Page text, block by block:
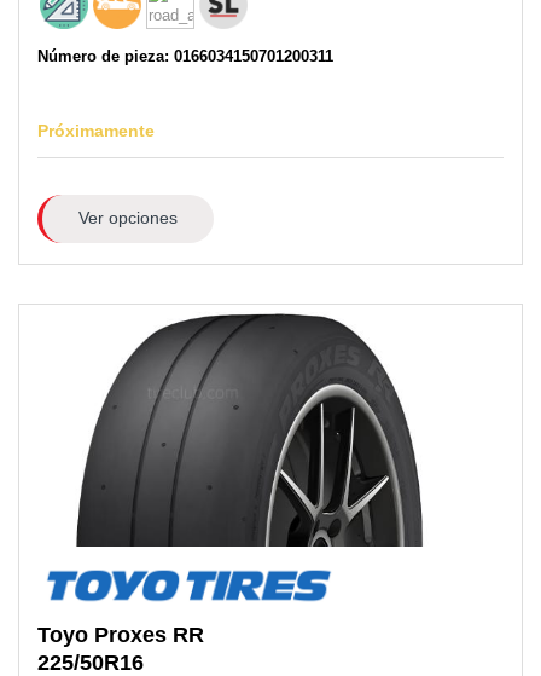
Número de pieza: 0166034150701200311
Próximamente
Ver opciones
Toyo Proxes RR
225/50R16